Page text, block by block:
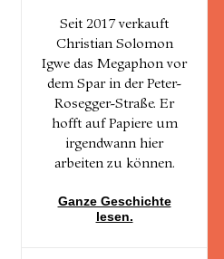
Seit 2017 verkauft
Christian Solomon
Igwe das Megaphon vor
dem Spar in der Peter-
Rosegger-Straße. Er
hofft auf Papiere um
irgendwann hier
arbeiten zu können.
Ganze Geschichte
lesen.